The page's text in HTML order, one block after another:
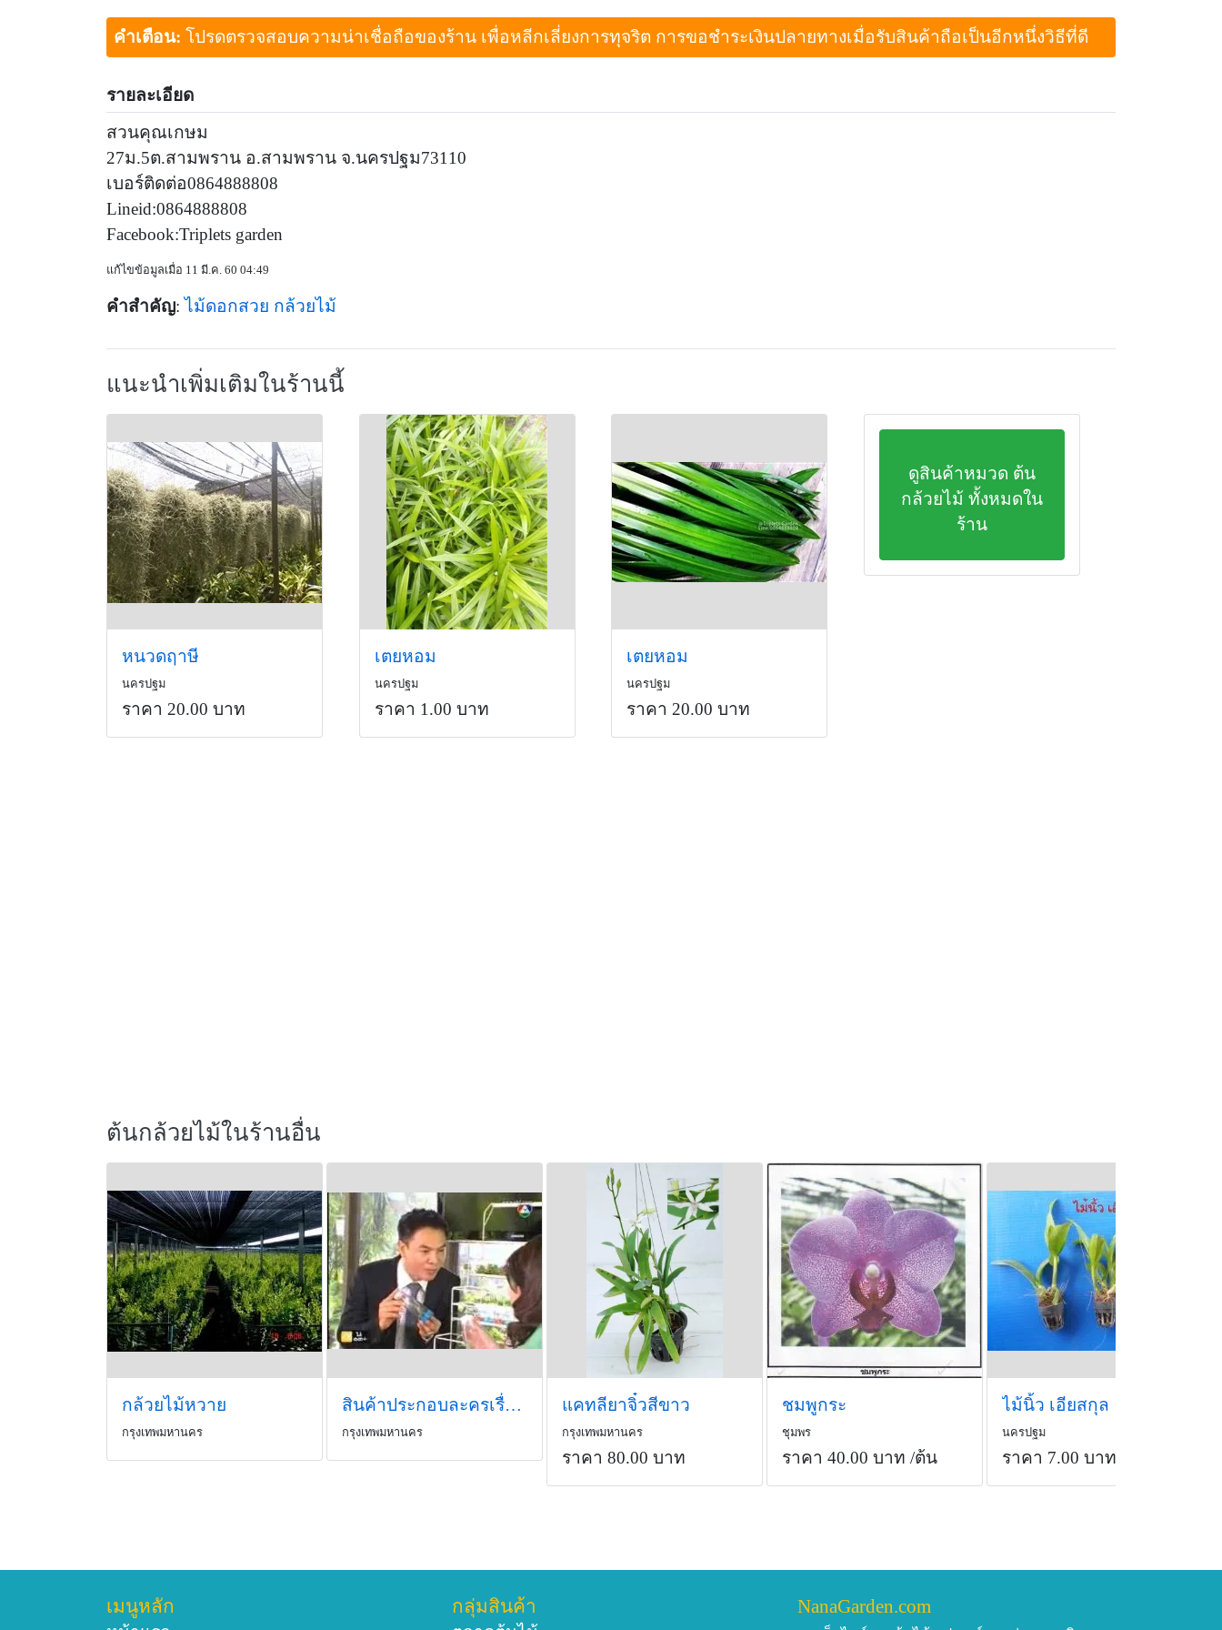
คำเตือน: โปรดตรวจสอบความน่าเชื่อถือของร้าน เพื่อหลีกเลี่ยงการทุจริต การขอชำระเงินปลายทางเมื่อรับสินค้าถือเป็นอีกหนึ่งวิธีที่ดี
รายละเอียด
สวนคุณเกษม
27ม.5ต.สามพราน อ.สามพราน จ.นครปฐม73110
เบอร์ติดต่อ0864888808
Lineid:0864888808
Facebook:Triplets garden
แก้ไขข้อมูลเมื่อ 11 มี.ค. 60 04:49
คำสำคัญ: ไม้ดอกสวย กล้วยไม้
แนะนำเพิ่มเติมในร้านนี้
หนวดฤาษี
นครปฐม
ราคา 20.00 บาท
เตยหอม
นครปฐม
ราคา 1.00 บาท
เตยหอม
นครปฐม
ราคา 20.00 บาท
ดูสินค้าหมวด ต้น
กล้วยไม้ ทั้งหมดใน
ร้าน
ต้นกล้วยไม้ในร้านอื่น
กล้วยไม้หวาย
กรุงเทพมหานคร
สินค้าประกอบละครเรื่องบันไดดอกรัก
กรุงเทพมหานคร
แคทลียาจิ๋วสีขาว
กรุงเทพมหานคร
ราคา 80.00 บาท
ชมพูกระ
ชุมพร
ราคา 40.00 บาท /ต้น
ไม้นิ้ว เอียสกุล
นครปฐม
ราคา 7.00 บาท
เมนูหลัก กลุ่มสินค้า NanaGarden.com